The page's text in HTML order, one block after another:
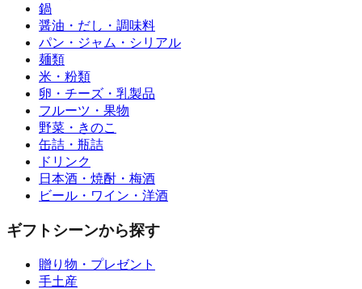
鍋
醤油・だし・調味料
パン・ジャム・シリアル
麺類
米・粉類
卵・チーズ・乳製品
フルーツ・果物
野菜・きのこ
缶詰・瓶詰
ドリンク
日本酒・焼酎・梅酒
ビール・ワイン・洋酒
ギフトシーンから探す
贈り物・プレゼント
手土産